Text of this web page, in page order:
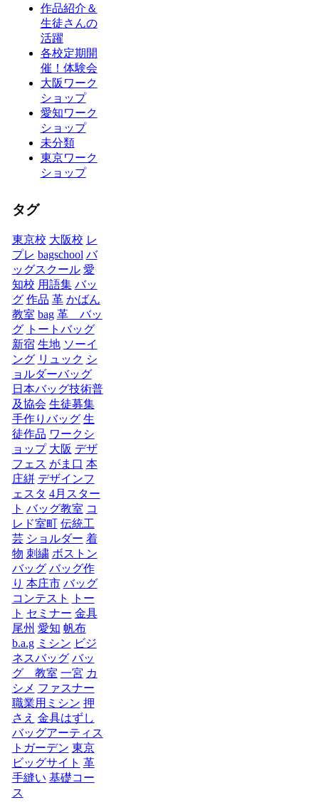
作品紹介＆
生徒さんの
活躍
各校定期開
催！体験会
大阪ワーク
ショップ
愛知ワーク
ショップ
未分類
東京ワーク
ショップ
タグ
東京校 大阪校 レ
プレ bagschool バ
ッグスクール 愛
知校 用語集 バッ
グ 作品 革 かばん
教室 bag 革 バッ
グ
トートバッグ
新宿 生地 ソーイ
ング リュック シ
ョルダーバッグ
日本バッグ技術普
及協会 生徒募集
手作りバッグ 生
徒作品 ワークシ
ョップ 大阪 デザ
フェス がま口 本
庄絣 デザインフ
ェスタ 4月スター
ト バッグ教室 コ
レド室町 伝統工
芸 ショルダー 着
物 刺繍 ボストン
バッグ バッグ作
り 本庄市 バッグ
コンテスト
トー
ト セミナー 金具
尾州 愛知 帆布
b.a.g ミシン ビジ
ネスバッグ バッ
グ 教室 一宮 カ
シメ ファスナー
職業用ミシン 押
さえ 金具はずし
バッグアーティス
トガーデン 東京
ビッグサイト 革
手縫い 基礎コー
ス